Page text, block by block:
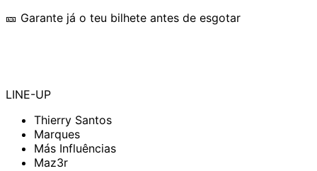
🎫 Garante já o teu bilhete antes de esgotar
LINE-UP
Thierry Santos
Marques
Más Influências
Maz3r